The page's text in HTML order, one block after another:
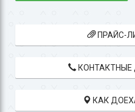
ПРАЙС-
КОНТАКТНЫЕ
КАК